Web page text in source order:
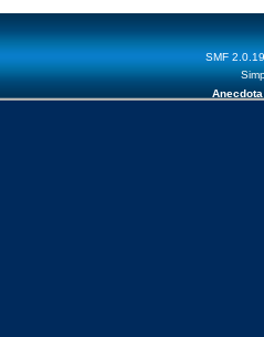
SMF 2.0.19
Anecdota